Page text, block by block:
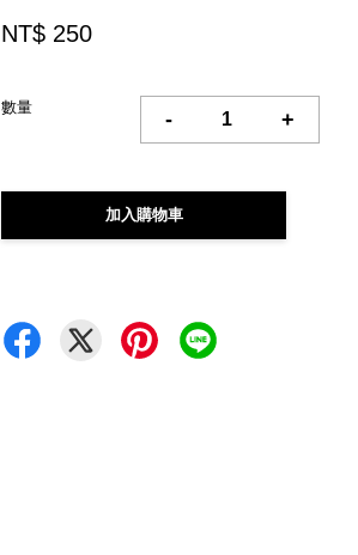
NT$ 250
數量
- +
加入購物車